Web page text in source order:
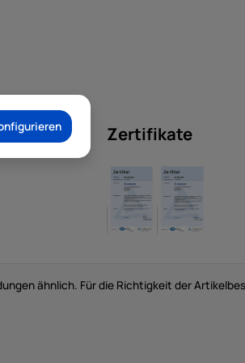
Zertifikate
ähnlich. Für die Richtigkeit der